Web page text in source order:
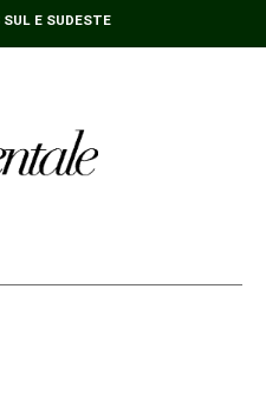
E SUDESTE